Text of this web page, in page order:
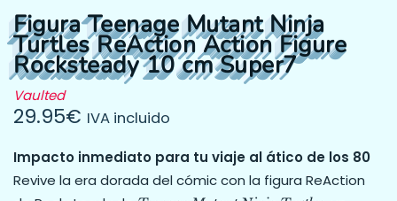
Figura Teenage Mutant Ninja
Turtles ReAction Action Figure
Rocksteady 10 cm Super7
Vaulted
29.95€ IVA incluido
Impacto inmediato para tu viaje al ático de los 80
Revive la era dorada del cómic con la figura ReAction